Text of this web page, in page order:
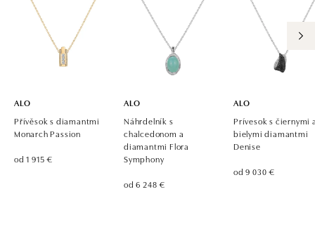
ALO diamonds, Westfield, Praha 4 - Chodov
Roztylská 2321/19, 148 00 Praha 4 - Chodov
tel.: +420 773 585 559, +420 730 802 800
zajtra otvorené od 09:00
ALO
Přívěsok s diamantmi
Monarch Passion
od 1 915 €
ALO
Náhrdelník s
chalcedonom a
diamantmi Flora
Symphony
od 6 248 €
ALO
Prívesok s čiernymi
bielymi diamantmi
Denise
od 9 030 €